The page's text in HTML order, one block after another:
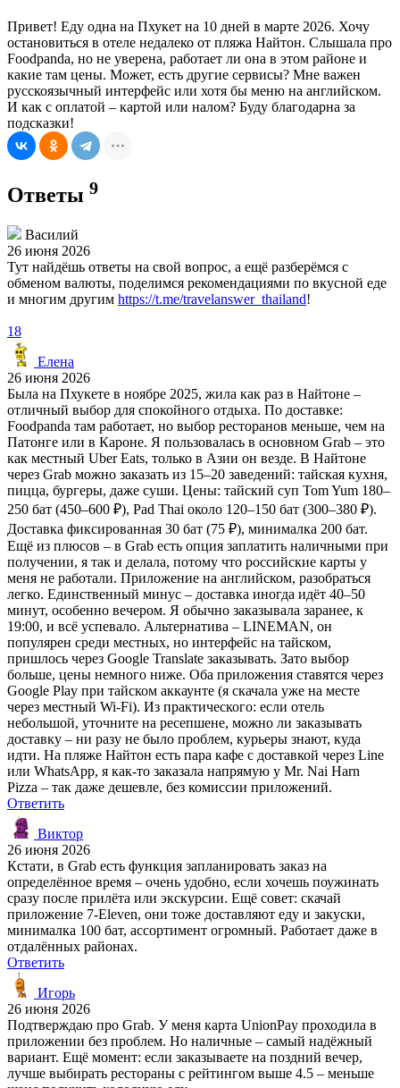
Привет! Еду одна на Пхукет на 10 дней в марте 2026. Хочу
остановиться в отеле недалеко от пляжа Найтон. Слышала про
Foodpanda, но не уверена, работает ли она в этом районе и
какие там цены. Может, есть другие сервисы? Мне важен
русскоязычный интерфейс или хотя бы меню на английском.
И как с оплатой – картой или налом? Буду благодарна за
подсказки!
Ответы 9
Василий
26 июня 2026
Тут найдёшь ответы на свой вопрос, а ещё разберёмся с
обменом валюты, поделимся рекомендациями по вкусной еде
и многим другим https://t.me/travelanswer_thailand!
18
Елена
26 июня 2026
Была на Пхукете в ноябре 2025, жила как раз в Найтоне –
отличный выбор для спокойного отдыха. По доставке:
Foodpanda там работает, но выбор ресторанов меньше, чем на
Патонге или в Кароне. Я пользовалась в основном Grab – это
как местный Uber Eats, только в Азии он везде. В Найтоне
через Grab можно заказать из 15–20 заведений: тайская кухня,
пицца, бургеры, даже суши. Цены: тайский суп Tom Yum 180–
250 бат (450–600 ₽), Pad Thai около 120–150 бат (300–380 ₽).
Доставка фиксированная 30 бат (75 ₽), минималка 200 бат.
Ещё из плюсов – в Grab есть опция заплатить наличными при
получении, я так и делала, потому что российские карты у
меня не работали. Приложение на английском, разобраться
легко. Единственный минус – доставка иногда идёт 40–50
минут, особенно вечером. Я обычно заказывала заранее, к
19:00, и всё успевало. Альтернатива – LINEMAN, он
популярен среди местных, но интерфейс на тайском,
пришлось через Google Translate заказывать. Зато выбор
больше, цены немного ниже. Оба приложения ставятся через
Google Play при тайском аккаунте (я скачала уже на месте
через местный Wi-Fi). Из практического: если отель
небольшой, уточните на ресепшене, можно ли заказывать
доставку – ни разу не было проблем, курьеры знают, куда
идти. На пляже Найтон есть пара кафе с доставкой через Line
или WhatsApp, я как-то заказала напрямую у Mr. Nai Harn
Pizza – так даже дешевле, без комиссии приложений.
Ответить
Виктор
26 июня 2026
Кстати, в Grab есть функция запланировать заказ на
определённое время – очень удобно, если хочешь поужинать
сразу после прилёта или экскурсии. Ещё совет: скачай
приложение 7-Eleven, они тоже доставляют еду и закуски,
минималка 100 бат, ассортимент огромный. Работает даже в
отдалённых районах.
Ответить
Игорь
26 июня 2026
Подтверждаю про Grab. У меня карта UnionPay проходила в
приложении без проблем. Но наличные – самый надёжный
вариант. Ещё момент: если заказываете на поздний вечер,
лучше выбирать рестораны с рейтингом выше 4.5 – меньше